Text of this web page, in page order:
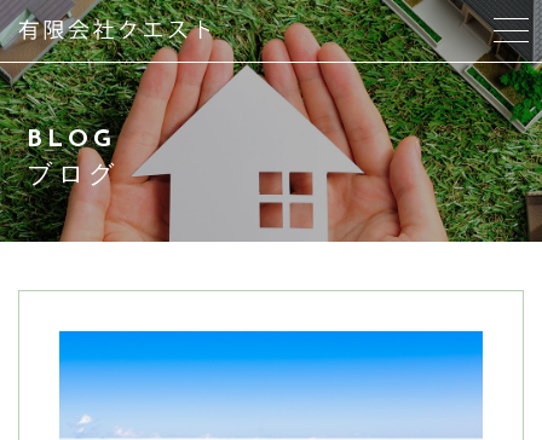
当社について
代表紹介
サービス紹介
物件紹介はこちら
アクセス
よくある質問
BLOG
ブログ